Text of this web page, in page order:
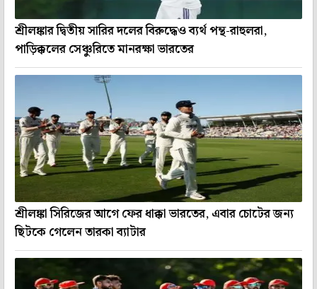
শ্রীলঙ্কার দ্বিতীয় সারির দলের বিরুদ্ধেও ব্যর্থ পন্থ-রাহুলরা,
পাড়িক্কলের সেঞ্চুরিতে মানরক্ষা ভারতের
শ্রীলঙ্কা সিরিজের আগে ফের ধাক্কা ভারতের, এবার চোটের জন্য
ছিটকে গেলেন তারকা ব্যাটার